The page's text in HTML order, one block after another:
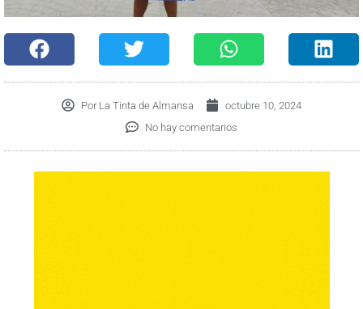
Por La Tinta de Almansa
octubre 10, 2024
No hay comentarios